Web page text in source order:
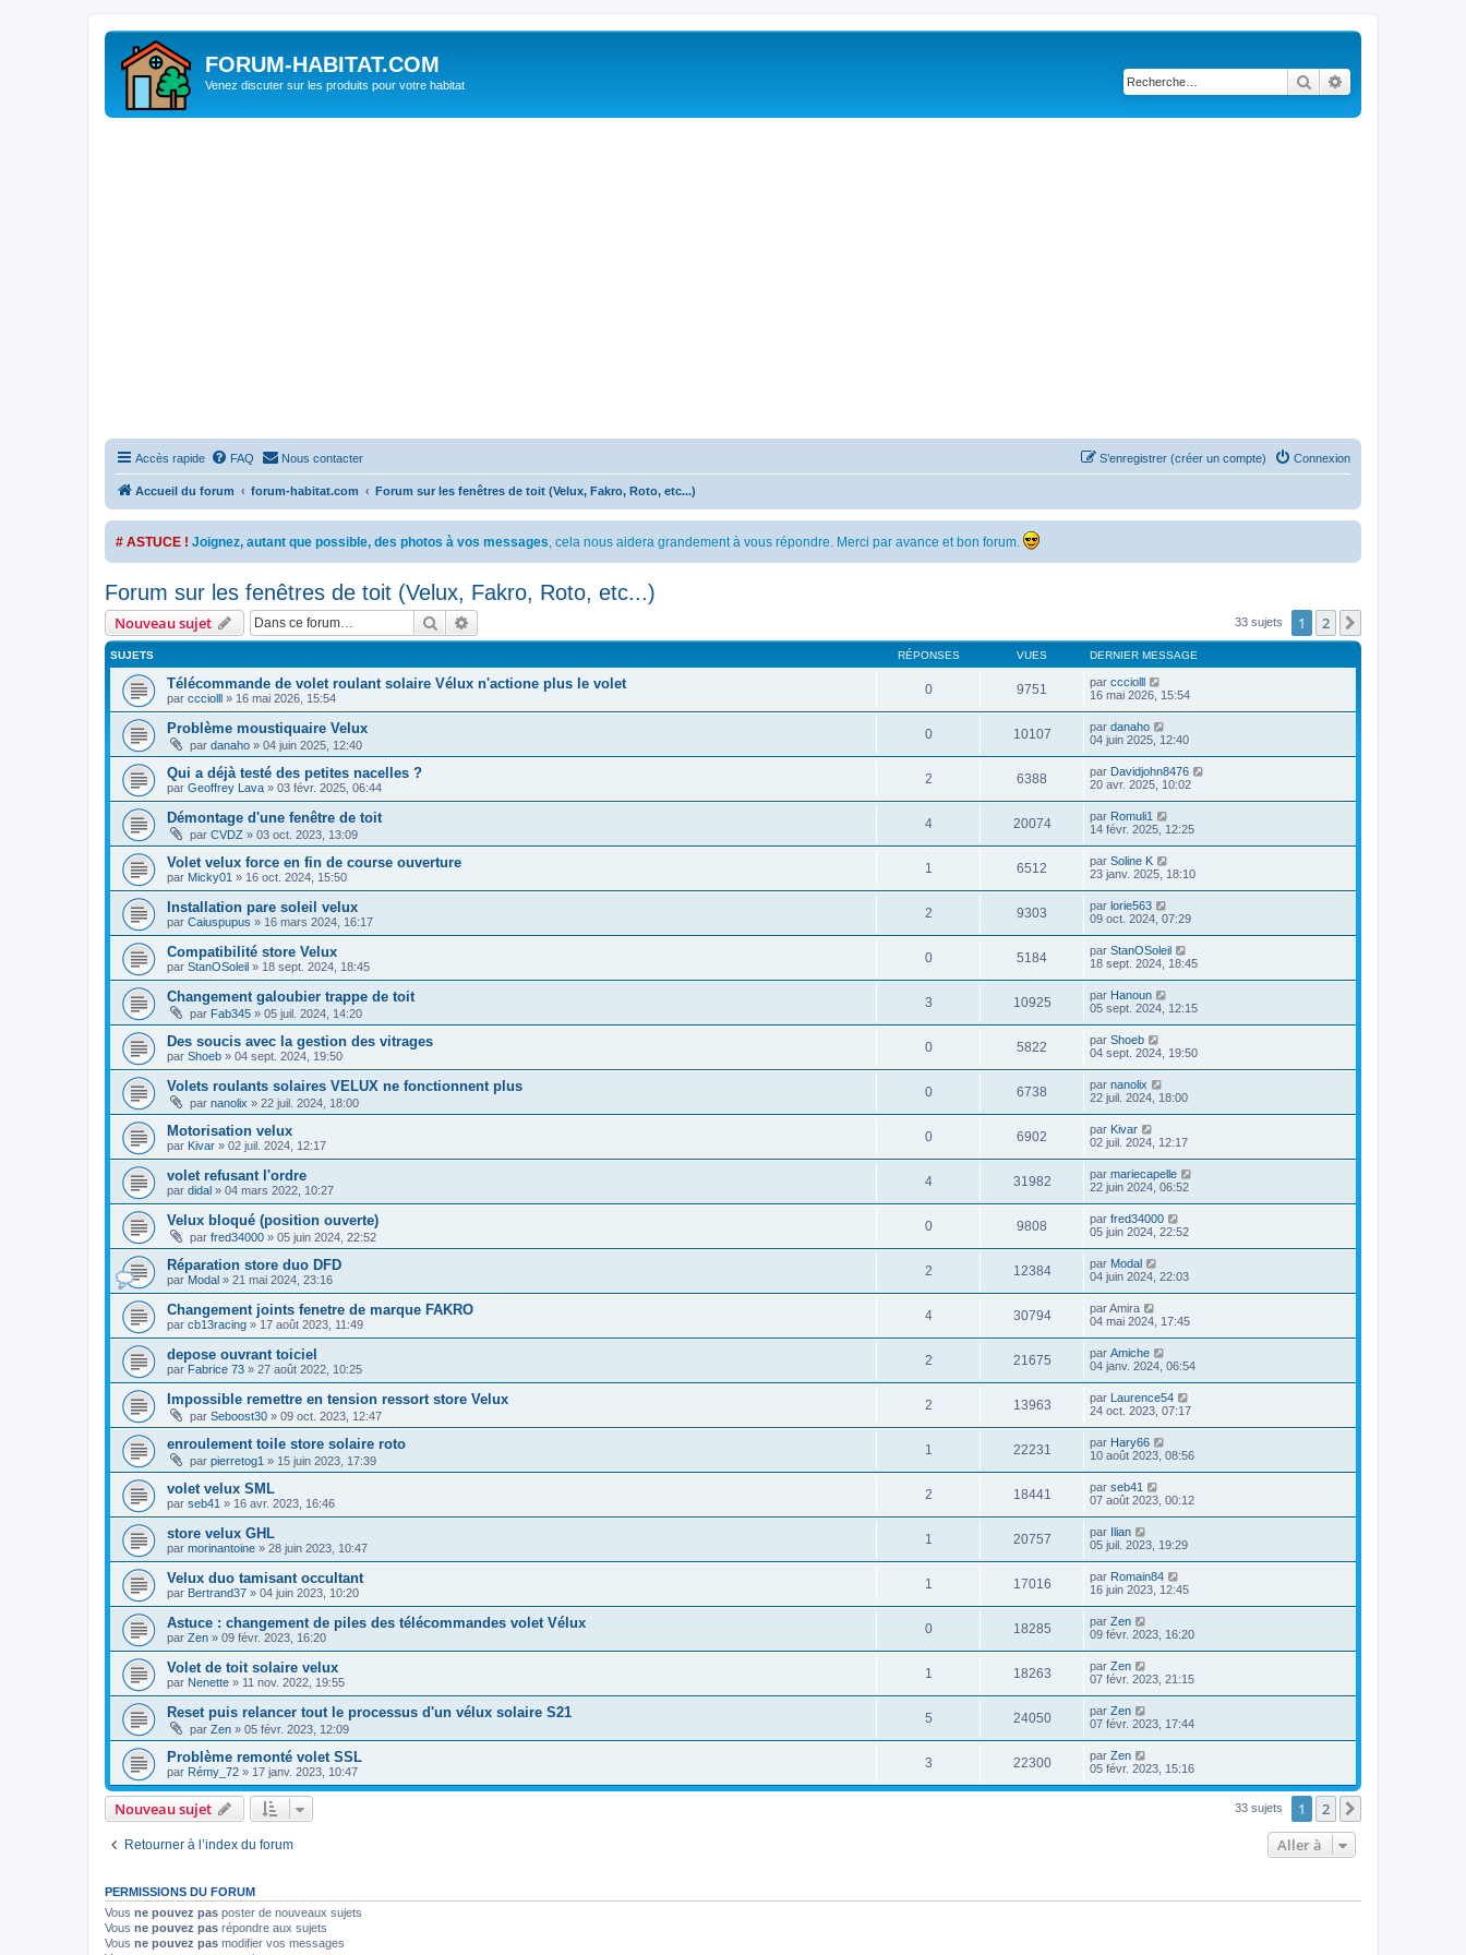
FORUM-HABITAT.COM
Venez discuter sur les produits pour votre habitat Rechercher
Accès rapide FAQ Nous contacter Connexion
S’enregistrer (créer un compte)
Accueil du forum forum-habitat.com Forum sur les fenêtres de toit (Velux, Fakro, Roto, etc...)
# ASTUCE ! Joignez, autant que possible, des photos à vos messages, cela nous aidera grandement à vous répondre. Merci par avance et bon forum.
Forum sur les fenêtres de toit (Velux, Fakro, Roto, etc...)
Nouveau sujet Rechercher 33 sujets 1 2
SUJETS RÉPONSES VUES DERNIER MESSAGE
Télécommande de volet roulant solaire Vélux n'actione plus le volet
par ccciolll » 16 mai 2026, 15:54
0 9751 par ccciolll
16 mai 2026, 15:54
Problème moustiquaire Velux
par danaho » 04 juin 2025, 12:40
0 10107 par danaho
04 juin 2025, 12:40
Qui a déjà testé des petites nacelles ?
par Geoffrey Lava » 03 févr. 2025, 06:44
2 6388 par Davidjohn8476
20 avr. 2025, 10:02
Démontage d'une fenêtre de toit
par CVDZ » 03 oct. 2023, 13:09
4 20074 par Romuli1
14 févr. 2025, 12:25
Volet velux force en fin de course ouverture
par Micky01 » 16 oct. 2024, 15:50
1 6512 par Soline K
23 janv. 2025, 18:10
Installation pare soleil velux
par Caiuspupus » 16 mars 2024, 16:17
2 9303 par lorie563
09 oct. 2024, 07:29
Compatibilité store Velux
par StanOSoleil » 18 sept. 2024, 18:45
0 5184 par StanOSoleil
18 sept. 2024, 18:45
Changement galoubier trappe de toit
par Fab345 » 05 juil. 2024, 14:20
3 10925 par Hanoun
05 sept. 2024, 12:15
Des soucis avec la gestion des vitrages
par Shoeb » 04 sept. 2024, 19:50
0 5822 par Shoeb
04 sept. 2024, 19:50
Volets roulants solaires VELUX ne fonctionnent plus
par nanolix » 22 juil. 2024, 18:00
0 6738 par nanolix
22 juil. 2024, 18:00
Motorisation velux
par Kivar » 02 juil. 2024, 12:17
0 6902 par Kivar
02 juil. 2024, 12:17
volet refusant l'ordre
par didal » 04 mars 2022, 10:27
4 31982 par mariecapelle
22 juin 2024, 06:52
Velux bloqué (position ouverte)
par fred34000 » 05 juin 2024, 22:52
0 9808 par fred34000
05 juin 2024, 22:52
Réparation store duo DFD
par Modal » 21 mai 2024, 23:16
2 12384 par Modal
04 juin 2024, 22:03
Changement joints fenetre de marque FAKRO
par cb13racing » 17 août 2023, 11:49
4 30794 parAmira
04 mai 2024, 17:45
depose ouvrant toiciel
par Fabrice 73 » 27 août 2022, 10:25
2 21675 par Amiche
04 janv. 2024, 06:54
Impossible remettre en tension ressort store Velux
par Seboost30 » 09 oct. 2023, 12:47
2 13963 par Laurence54
24 oct. 2023, 07:17
enroulement toile store solaire roto
par pierretog1 » 15 juin 2023, 17:39
1 22231 par Hary66
10 août 2023, 08:56
volet velux SML
par seb41 » 16 avr. 2023, 16:46
2 18441 par seb41
07 août 2023, 00:12
store velux GHL
par morinantoine » 28 juin 2023, 10:47
1 20757 par Ilian
05 juil. 2023, 19:29
Velux duo tamisant occultant
par Bertrand37 » 04 juin 2023, 10:20
1 17016 par Romain84
16 juin 2023, 12:45
Astuce : changement de piles des télécommandes volet Vélux
par Zen » 09 févr. 2023, 16:20
0 18285 par Zen
09 févr. 2023, 16:20
Volet de toit solaire velux
par Nenette » 11 nov. 2022, 19:55
1 18263 par Zen
07 févr. 2023, 21:15
Reset puis relancer tout le processus d'un vélux solaire S21
par Zen » 05 févr. 2023, 12:09
5 24050 par Zen
07 févr. 2023, 17:44
Problème remonté volet SSL
par Rémy_72 » 17 janv. 2023, 10:47
3 22300 par Zen
05 févr. 2023, 15:16
Nouveau sujet 33 sujets 1 2
Retourner à l’index du forum Aller à
PERMISSIONS DU FORUM
Vous ne pouvez pas poster de nouveaux sujets
Vous ne pouvez pas répondre aux sujets
Vous ne pouvez pas modifier vos messages